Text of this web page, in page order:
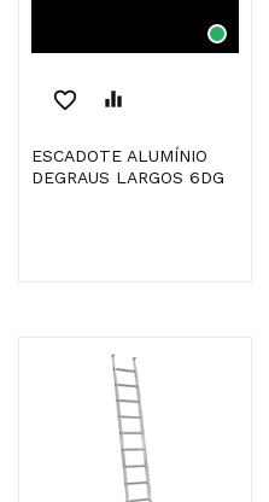
favorite_border equalizer
ESCADOTE ALUMÍNIO
DEGRAUS LARGOS 6DG